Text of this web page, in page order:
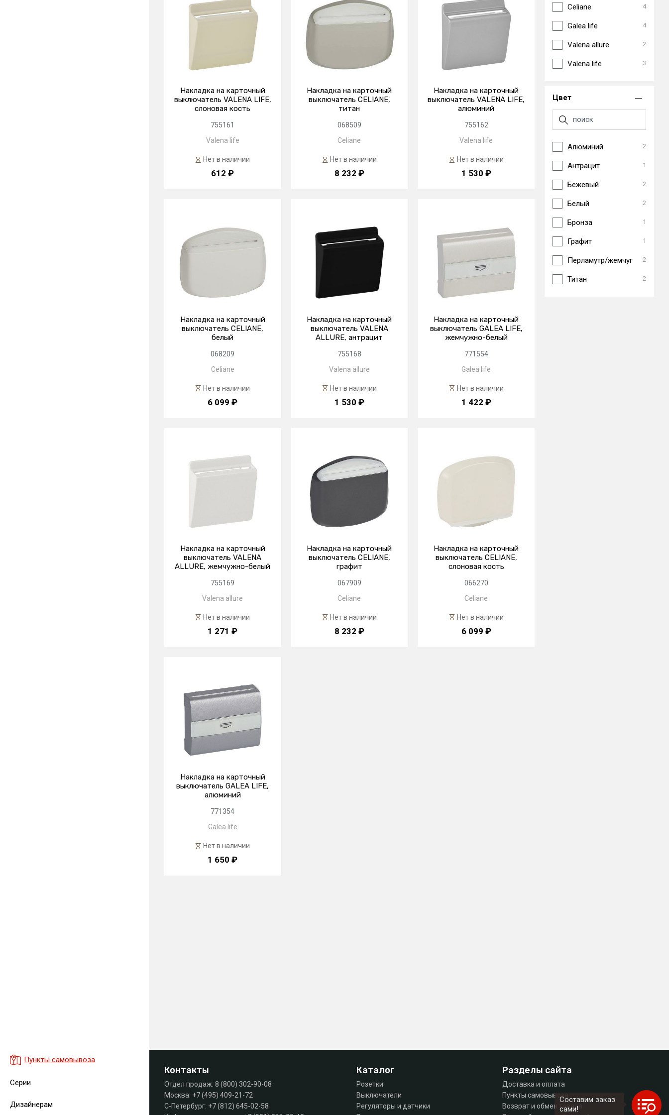
Пункты самовывоза
Серии
Дизайнерам
Накладка на карточный
выключатель VALENA LIFE,
слоновая кость
755161
Valena life
Нет в наличии
612 ₽
Накладка на карточный
выключатель CELIANE,
титан
068509
Celiane
Нет в наличии
8 232 ₽
Накладка на карточный
выключатель VALENA LIFE,
алюминий
755162
Valena life
Нет в наличии
1 530 ₽
Накладка на карточный
выключатель CELIANE,
белый
068209
Celiane
Нет в наличии
6 099 ₽
Накладка на карточный
выключатель VALENA
ALLURE, антрацит
755168
Valena allure
Нет в наличии
1 530 ₽
Накладка на карточный
выключатель GALEA LIFE,
жемчужно-белый
771554
Galea life
Нет в наличии
1 422 ₽
Накладка на карточный
выключатель VALENA
ALLURE, жемчужно-белый
755169
Valena allure
Нет в наличии
1 271 ₽
Накладка на карточный
выключатель CELIANE,
графит
067909
Celiane
Нет в наличии
8 232 ₽
Накладка на карточный
выключатель CELIANE,
слоновая кость
066270
Celiane
Нет в наличии
6 099 ₽
Накладка на карточный
выключатель GALEA LIFE,
алюминий
771354
Galea life
Нет в наличии
1 650 ₽
Celiane 4
Galea life 4
Valena allure 2
Valena life 3
Цвет
Алюминий 2
Антрацит 1
Бежевый 2
Белый 2
Бронза 1
Графит 1
Перламутр/жемчуг 2
Титан 2
Контакты
Отдел продаж: 8 (800) 302-90-08
Москва: +7 (495) 409-21-72
С-Петербург: +7 (812) 645-02-58
Каталог
Розетки
Выключатели
Регуляторы и датчики
Разделы сайта
Доставка и оплата
Пункты самовывоза
Возврат и обмен товара
Составим заказ
сами!